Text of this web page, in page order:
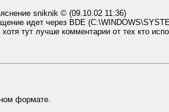
sniknik © (09.10.02 11:36)
идет через BDE
тут лучше комментарии от тех кто
формате.